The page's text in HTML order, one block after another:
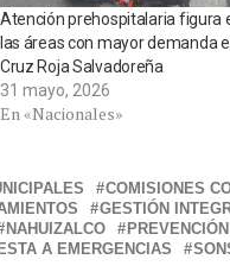
Atención prehospitalaria figura
las áreas con mayor demanda
Cruz Roja Salvadoreña
31 mayo, 2026
En «Nacionales»
COMISIONES
GESTIÓN
NAHUIZALCO
A EMERGENCIAS